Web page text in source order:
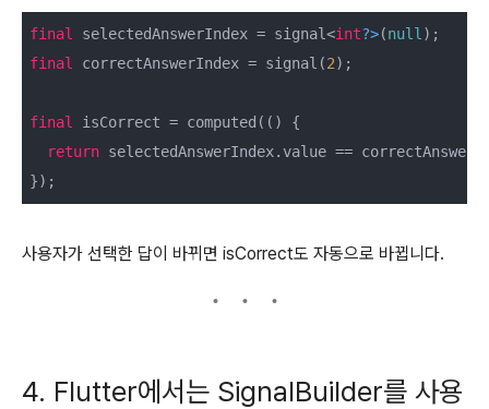
final selectedAnswerIndex = signal<int?>(null
final
correctAnswerIndex = signal(2);
final
isCorrect = computed(() {
return selectedAnswerIndex.value ==
사용자가 선택한 답이 바뀌면 isCorrect도 자동으로 바뀝니다.
4. Flutter에서는 SignalBuilder를 사용